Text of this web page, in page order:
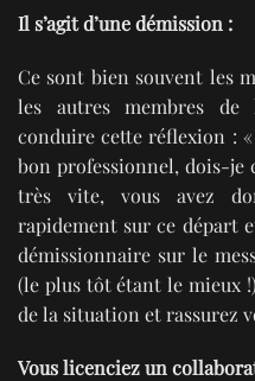
Il s’agit d’une démission :
Ce sont bien souvent les
les autres membres de
conduire cette réflexion :
bon professionnel, dois-je
très vite, vous avez
rapidement sur ce départ
démissionnaire sur le
(le plus tôt étant le mieux
de la situation et rassurez
Vous licenciez un